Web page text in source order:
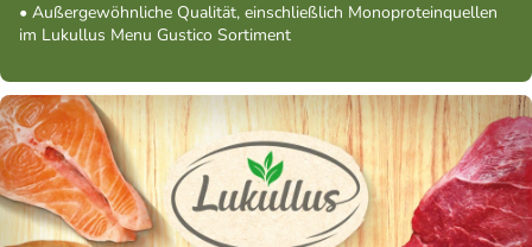
• Außergewöhnliche Qualität, einschließlich Monoproteinquellen
im Lukullus Menu Gustico Sortiment